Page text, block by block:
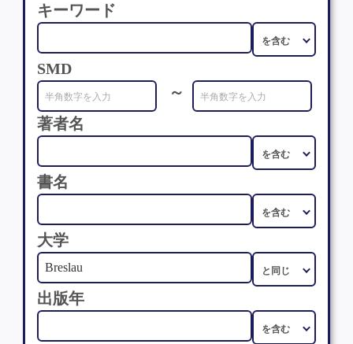
キーワード
SMD
～
著者名
書名
大学
出版年